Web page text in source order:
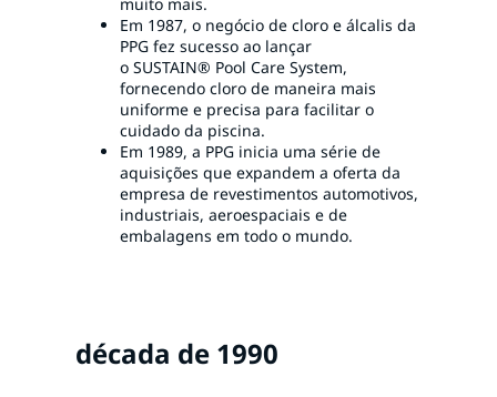
muito mais.
Em 1987, o negócio de cloro e álcalis da
PPG fez sucesso ao lançar
o SUSTAIN® Pool Care System,
fornecendo cloro de maneira mais
uniforme e precisa para facilitar o
cuidado da piscina.
Em 1989, a PPG inicia uma série de
aquisições que expandem a oferta da
empresa de revestimentos automotivos,
industriais, aeroespaciais e de
embalagens em todo o mundo.
década de 1990